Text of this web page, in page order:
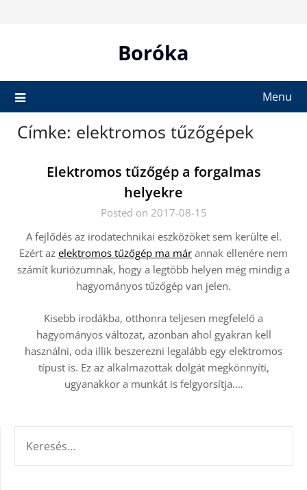
Boróka
Menu
Címke: elektromos tűzőgépek
Elektromos tűzőgép a forgalmas
helyekre
Posted on 2017-08-15
A fejlődés az irodatechnikai eszközöket sem kerülte el.
Ezért az elektromos tűzőgép ma már annak ellenére nem
számít kuriózumnak, hogy a legtöbb helyen még mindig a
hagyományos tűzőgép van jelen.
Kisebb irodákba, otthonra teljesen megfelelő a
hagyományos változat, azonban ahol gyakran kell
használni, oda illik beszerezni legalább egy elektromos
típust is. Ez az alkalmazottak dolgát megkönnyíti,
ugyanakkor a munkát is felgyorsítja.…